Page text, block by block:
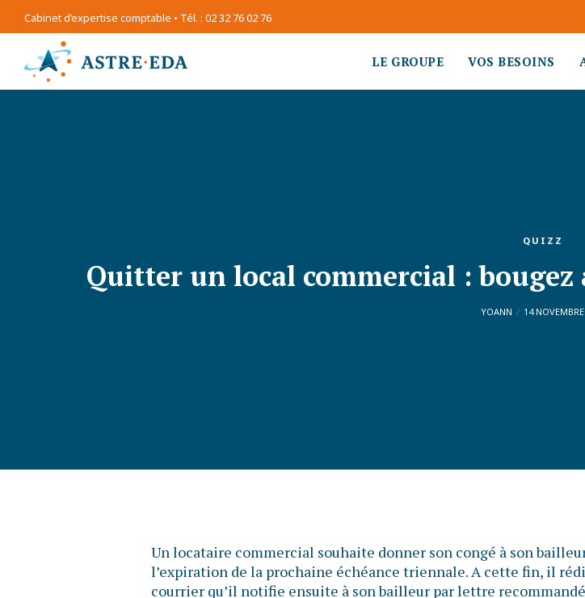
Cabinet d’expertise comptable • Tél. : 02 32 76 02 76
LE GROUPE VOS BESOINS
QUIZZ
Quitter un local commercial :
YOANN 14
Un locataire commercial souhaite donner son congé à son
l’expiration de la prochaine échéance triennale. A cette fin, il
courrier qu’il notifie ensuite à son bailleur par lettre